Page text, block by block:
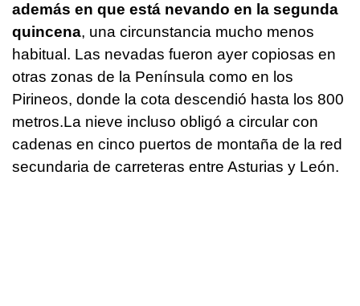
además en que está nevando en la segunda
quincena, una circunstancia mucho menos
habitual. Las nevadas fueron ayer copiosas en
otras zonas de la Península como en los
Pirineos, donde la cota descendió hasta los 800
metros.La nieve incluso obligó a circular con
cadenas en cinco puertos de montaña de la red
secundaria de carreteras entre Asturias y León.